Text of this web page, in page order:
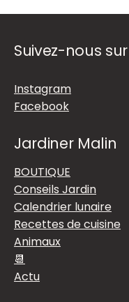
Suivez-nous
Instagram
Facebook
Jardiner Malin
BOUTIQUE
Conseils Jardin
Calendrier lunaire
Recettes de cuisine
Animaux
📆
Actu